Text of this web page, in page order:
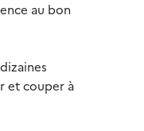
au bon
et couper à